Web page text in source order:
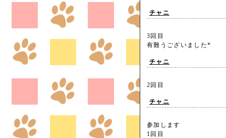
チャニ
3回目
有難うございました*
チャニ
2回目
チャニ
参加します
1回目